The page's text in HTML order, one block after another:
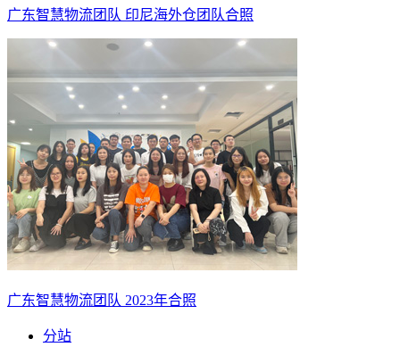
广东智慧物流团队 印尼海外仓团队合照
广东智慧物流团队 2023年合照
分站